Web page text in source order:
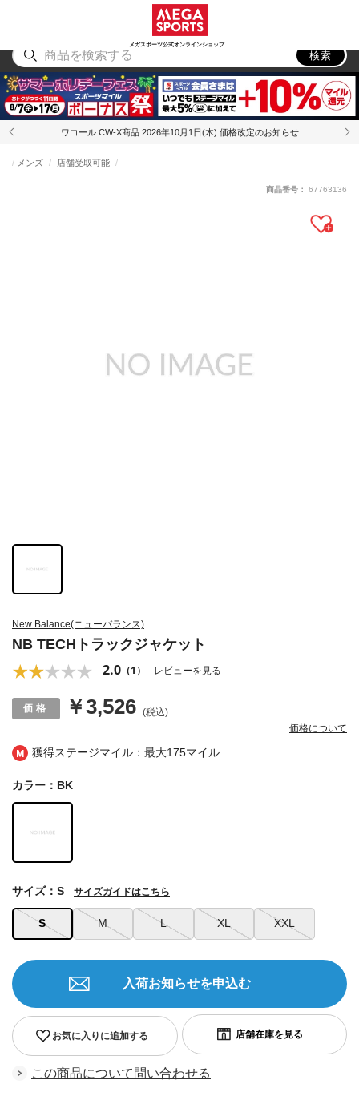
メガスポーツ公式オンラインショップ
アウトドア
検索
ワコール CW-X商品 2026年10月1日(木) 価格改定のお知らせ
獲得ステージマイル：最大175マイル
New Balance(ニューバランス)
NB TECHトラックジャケット
2.0 （1） レビューを見る
メンズ 店舗受取可能
￥3,526 (税込)
価格について
商品番号： 67763136
カラー：BK
S M L XL XXL
サイズ：S サイズガイドはこちら
お気に入りに追加する
入荷お知らせを申込む
この商品について問い合わせる